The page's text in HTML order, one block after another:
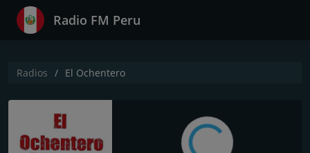
Radio FM Peru
Radios El Ochentero